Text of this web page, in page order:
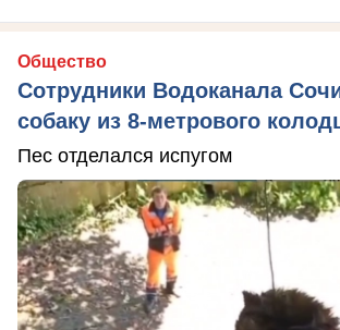
Общество
Сотрудники Водоканала
собаку из 8-метрового
Пес отделался испугом